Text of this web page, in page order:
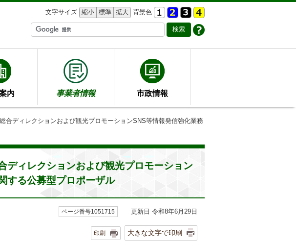
文字サイズ 縮小 標準 拡大 背景色
内 事業者情報 市政情報
合ディレクションおよび観光プロモーションSNS等情報発信強化業務
ディレクションおよび観光プロモーション
する公募型プロポーザル
ページ番号1051715 更新日 令和8年6月29日
印刷 大きな文字で印刷